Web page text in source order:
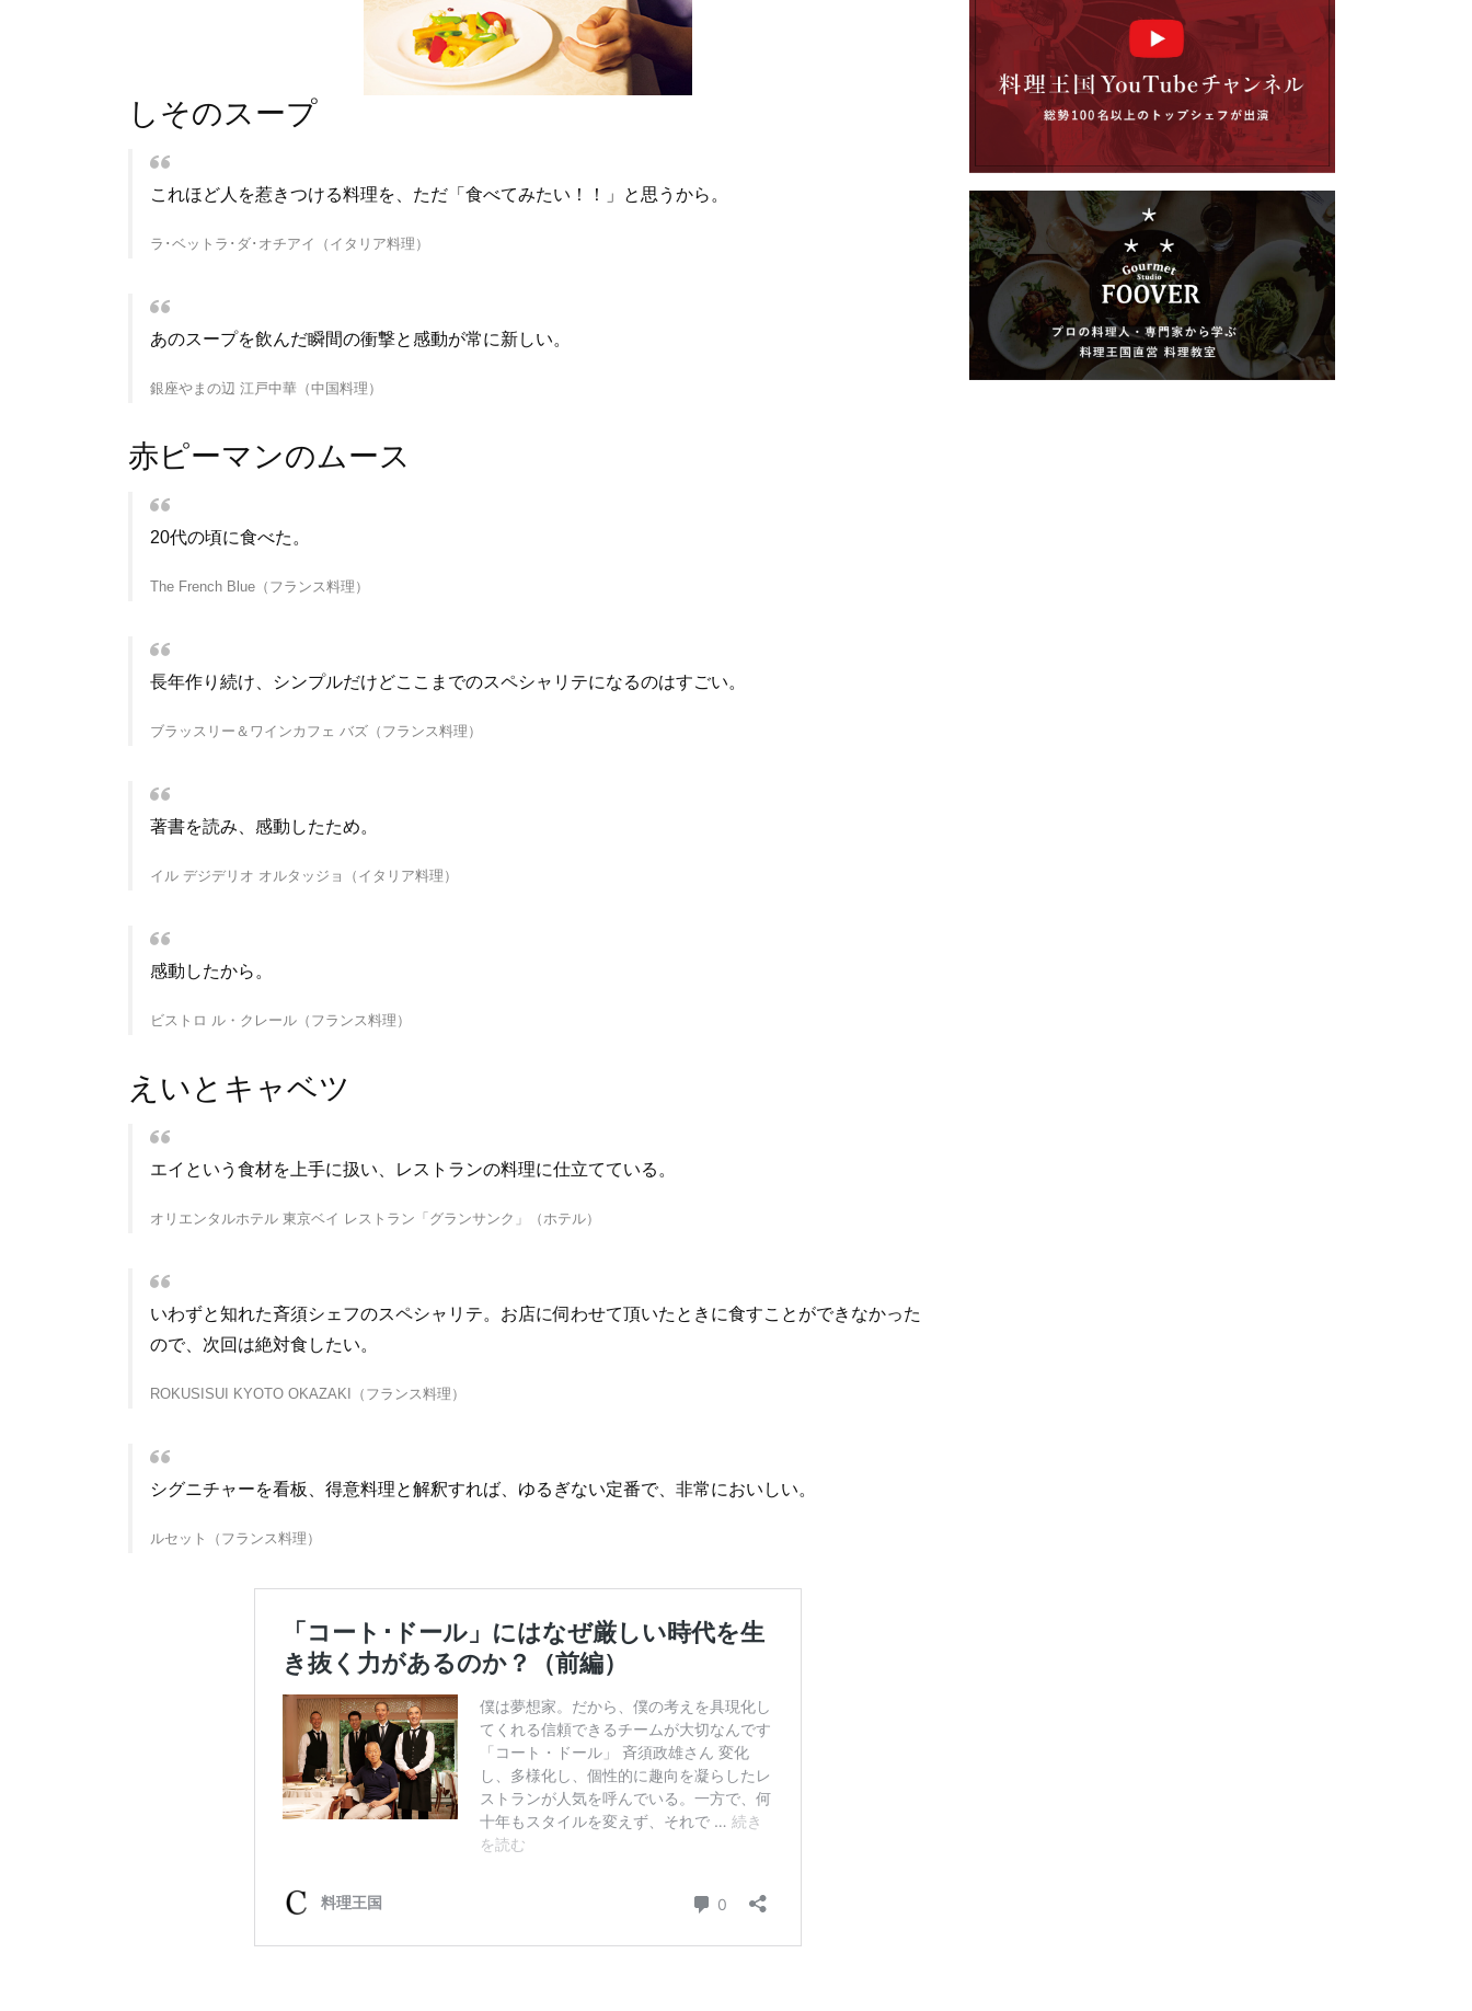
しそのスープ
これほど人を惹きつける料理を、ただ「食べてみたい！！」と思うから。
ラ･ベットラ･ダ･オチアイ（イタリア料理）
あのスープを飲んだ瞬間の衝撃と感動が常に新しい。
銀座やまの辺 江戸中華（中国料理）
赤ピーマンのムース
20代の頃に食べた。
The French Blue（フランス料理）
長年作り続け、シンプルだけどここまでのスペシャリテになるのはすごい。
ブラッスリー＆ワインカフェ バズ（フランス料理）
著書を読み、感動したため。
イル デジデリオ オルタッジョ（イタリア料理）
感動したから。
ビストロ ル・クレール（フランス料理）
えいとキャベツ
エイという食材を上手に扱い、レストランの料理に仕立てている。
オリエンタルホテル 東京ベイ レストラン「グランサンク」（ホテル）
いわずと知れた斉須シェフのスペシャリテ。お店に伺わせて頂いたときに食すことができなかった
ので、次回は絶対食したい。
ROKUSISUI KYOTO OKAZAKI（フランス料理）
シグニチャーを看板、得意料理と解釈すれば、ゆるぎない定番で、非常においしい。
ルセット（フランス料理）